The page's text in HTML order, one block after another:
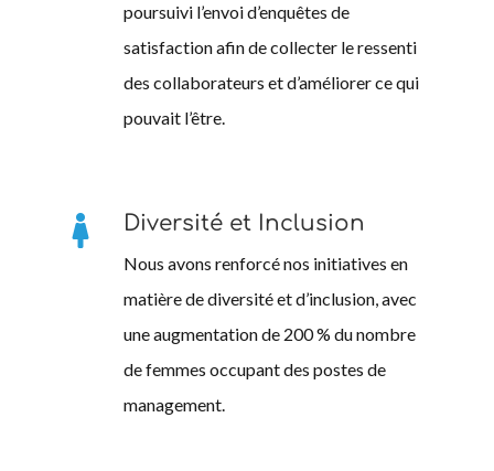
poursuivi l’envoi d’enquêtes de
satisfaction afin de collecter le ressenti
des collaborateurs et d’améliorer ce qui
pouvait l’être.
 Diversité et Inclusion
Nous avons renforcé nos initiatives en
matière de diversité et d’inclusion, avec
une augmentation de 200 % du nombre
de femmes occupant des postes de
management.